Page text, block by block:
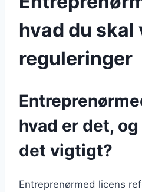
hvad du skal
reguleringer
hvad er det,
det vigtigt?
Entreprenørmed licens